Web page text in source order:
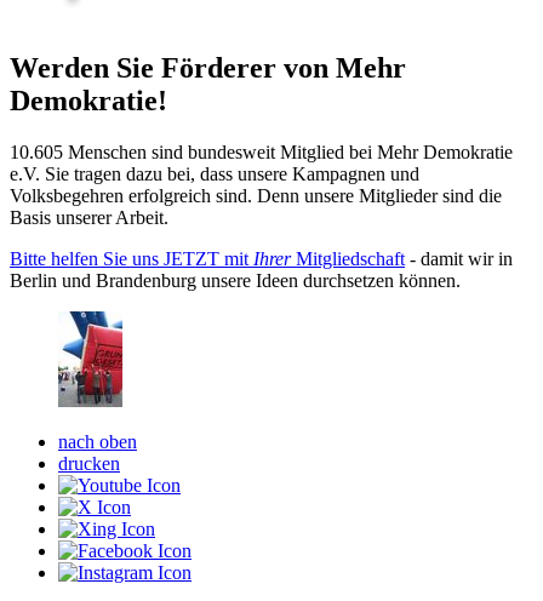
Werden Sie Förderer von Mehr
Demokratie!
10.605 Menschen sind bundesweit Mitglied bei Mehr Demokratie
e.V. Sie tragen dazu bei, dass unsere Kampagnen und
Volksbegehren erfolgreich sind. Denn unsere Mitglieder sind die
Basis unserer Arbeit.
Bitte helfen Sie uns JETZT mit IhrerMitgliedschaft - damit wir in
Berlin und Brandenburg unsere Ideen durchsetzen können.
nach oben
drucken